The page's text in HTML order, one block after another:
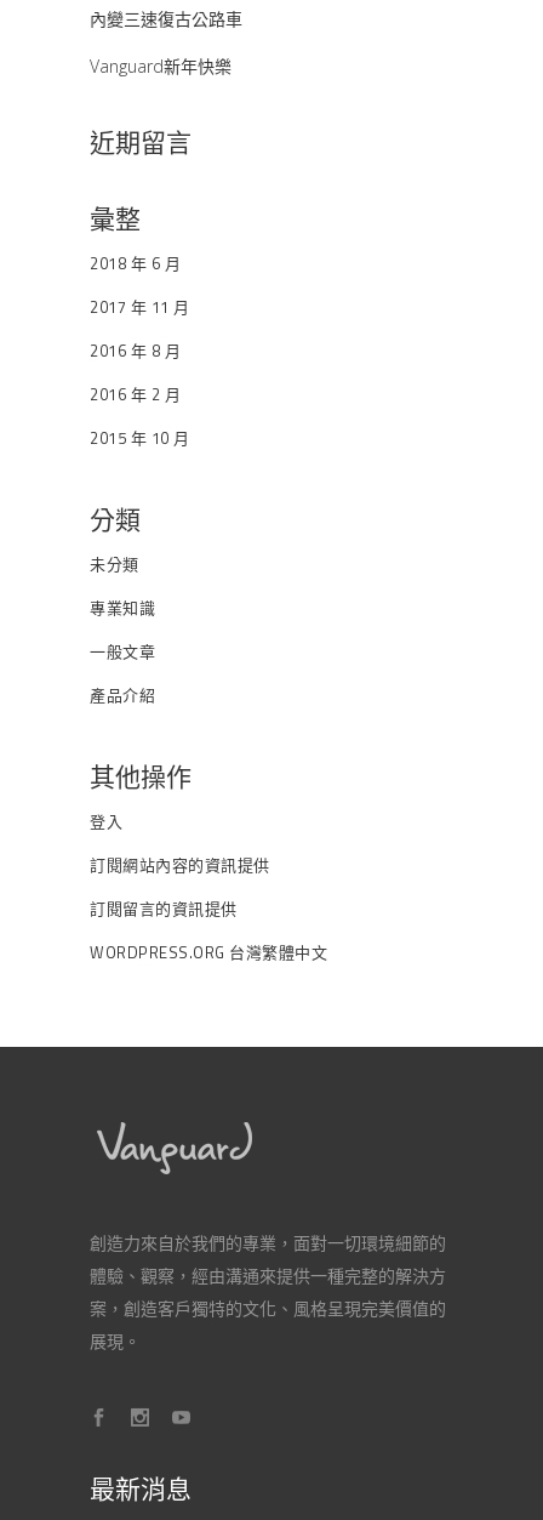
內變三速復古公路車
Vanguard新年快樂
近期留言
彙整
2018 年 6 月
2017 年 11 月
2016 年 8 月
2016 年 2 月
2015 年 10 月
分類
未分類
專業知識
一般文章
產品介紹
其他操作
登入
訂閱網站內容的資訊提供
訂閱留言的資訊提供
WORDPRESS.ORG 台灣繁體中文
創造力來自於我們的專業，面對一切環境細節的
體驗、觀察，經由溝通來提供一種完整的解決方
案，創造客戶獨特的文化、風格呈現完美價值的
展現。
最新消息